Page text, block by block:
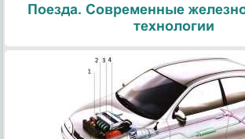
Поезда. Современные
технологии